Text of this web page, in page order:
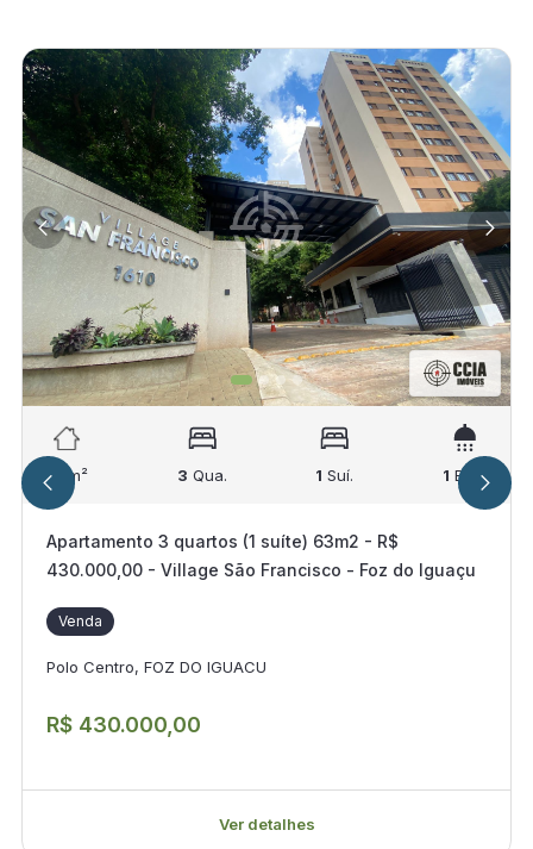
63 m² 3 Qua. 1 Suí. 1 Ban.
Apartamento 3 quartos (1 suíte) 63m2 - R$
430.000,00 - Village São Francisco - Foz do Iguaçu
Venda
Polo Centro, FOZ DO IGUACU
R$ 430.000,00
Ver detalhes